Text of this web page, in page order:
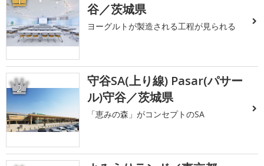
谷／茨城県
ヨーグルトが製造される工程が見られる
2
守谷SA(上り線) Pasar(パサー
ル)守谷／茨城県
「恵みの森」がコンセプトのSA